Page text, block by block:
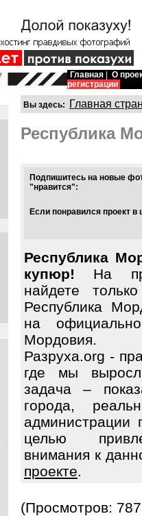
Главная
О
регистрации
Вы здесь: Главная
Республика
Подпишитесь на новые
"нравится":
Если понравился проект
Республика
купюр! На
найдете
Республика
на
Мордовия.
Разруха.org -
где мы
задача –
города,
администрации
целью
внимания к
проекте.
(Просмотров: